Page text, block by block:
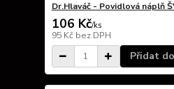
Dr.Hlaváč - Povidlová náplň
106 Kč/ks
95 Kč bez DPH
Přidat